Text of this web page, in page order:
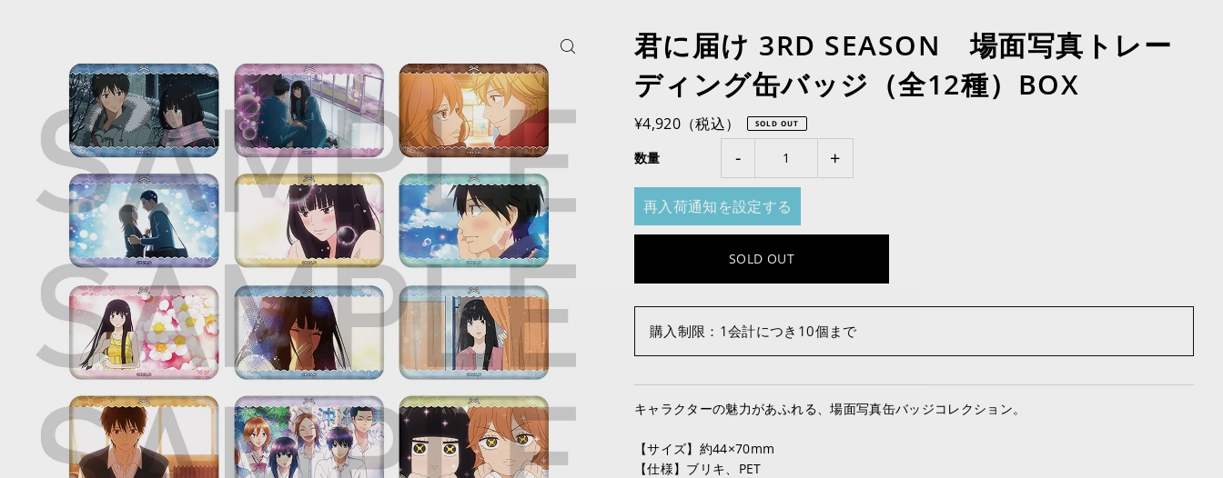
君に届け 3RD SEASON 場面写真トレー
ディング缶バッジ（全12種）BOX
¥4,920（税込） SOLD OUT
数量 - +
再入荷通知を設定する
購入制限：1会計につき10個まで
キャラクターの魅力があふれる、場面写真缶バッジコレクション。
【サイズ】約44×70mm
【仕様】ブリキ、PET